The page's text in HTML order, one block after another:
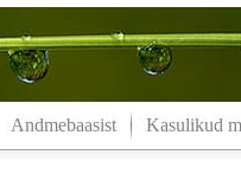
Andmebaasist Kasulikud